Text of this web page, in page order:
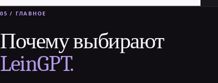
05 / ГЛАВНОЕ
Почему выбирают
LeinGPT.